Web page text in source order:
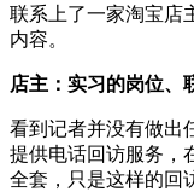
联系上了一家淘宝店
内容。
店主：实习的岗位、
看到记者并没有做出
提供电话回访服务，
全套，只是这样的回